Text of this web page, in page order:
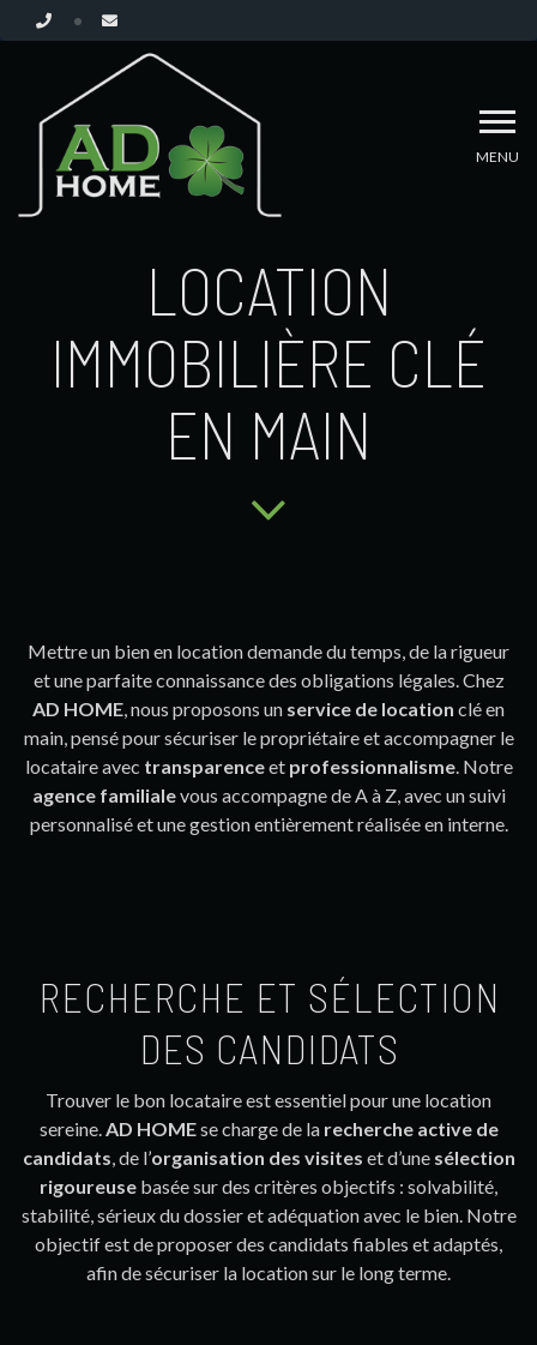
MENU
LOCATION
IMMOBILIÈRE CLÉ
EN MAIN
Mettre un bien en location demande du temps, de la rigueur
et une parfaite connaissance des obligations légales. Chez
AD HOME, nous proposons un service de location clé en
main, pensé pour sécuriser le propriétaire et accompagner le
locataire avec transparenceet professionnalisme. Notre
agence familialevous accompagne de A à Z, avec un suivi
personnalisé et une gestion entièrement réalisée en interne.
RECHERCHE ET SÉLECTION
DES CANDIDATS
Trouver le bon locataire est essentiel pour une location
sereine.AD HOMEse charge de la recherche active de
candidats, de l’organisation des visites et d’une sélection
rigoureuse basée sur des critères objectifs : solvabilité,
stabilité, sérieux du dossier et adéquation avec le bien. Notre
objectif est de proposer des candidats fiables et adaptés,
afin de sécuriser la location sur le long terme.